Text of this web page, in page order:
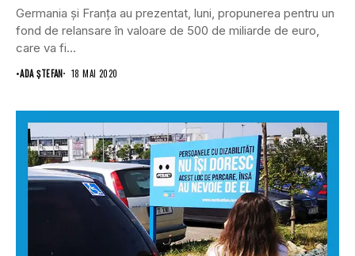
Germania şi Franţa au prezentat, luni, propunerea pentru un
fond de relansare în valoare de 500 de miliarde de euro,
care va fi...
•ADA ȘTEFAN 18 MAI 2020